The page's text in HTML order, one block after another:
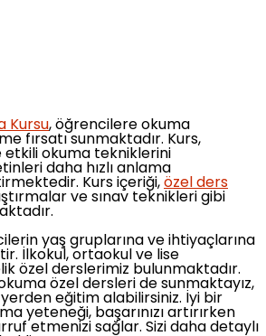
Kursu, öğrencilere okuma
fırsatı sunmaktadır. Kurs,
etkili okuma tekniklerini
daha hızlı anlama
Kurs içeriği, özel ders
ve sınav teknikleri gibi
yaş gruplarına ve ihtiyaçlarına
İlkokul, ortaokul ve lise
özel derslerimiz bulunmaktadır.
okuma özel dersleri de sunmaktayız,
eğitim alabilirsiniz. İyi bir
yeteneği, başarınızı artırırken
etmenizi sağlar. Sizi daha detaylı